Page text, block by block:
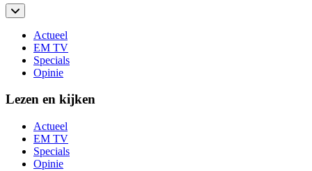
Actueel
EM TV
Specials
Opinie
Lezen en kijken
Actueel
EM TV
Specials
Opinie